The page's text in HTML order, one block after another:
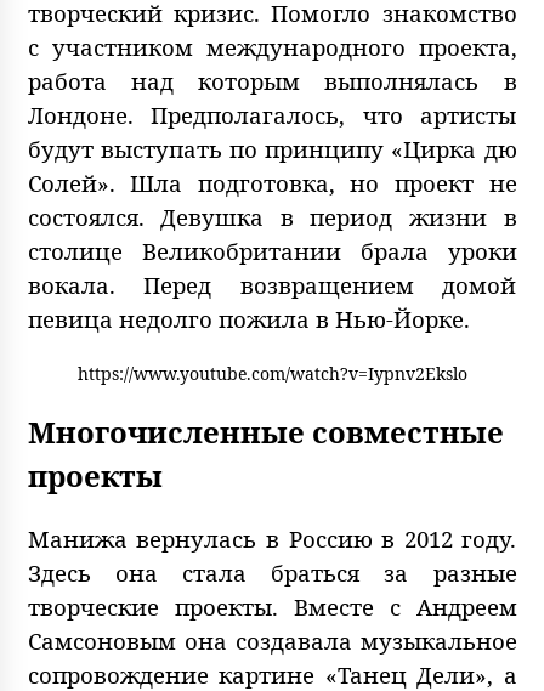
творческий кризис. Помогло знакомство
с участником международного проекта,
работа над которым выполнялась в
Лондоне. Предполагалось, что артисты
будут выступать по принципу «Цирка дю
Солей». Шла подготовка, но проект не
состоялся. Девушка в период жизни в
столице Великобритании брала уроки
вокала. Перед возвращением домой
певица недолго пожила в Нью-Йорке.
https://www.youtube.com/watch?v=Iypnv2Ekslo
Многочисленные совместные
проекты
Манижа вернулась в Россию в 2012 году.
Здесь она стала браться за разные
творческие проекты. Вместе с Андреем
Самсоновым она создавала музыкальное
сопровождение картине «Танец Дели», а